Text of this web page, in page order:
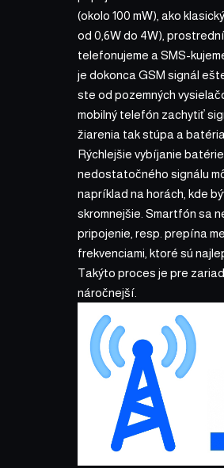
(okolo 100 mW), ako
od 0,6W do 4W),
telefonujeme a SMS-
je dokonca GSM signál
ste od pozemných
mobilný telefón zachytiť
žiarenia tak stúpa a
Rýchlejšie vybíjanie
nedostatočného signálu
napríklad na horách, kde
skromnejšie. Smartfón sa
pripojenie, resp. prepína
frekvenciami, ktoré sú
Takýto proces je pre
náročnejší.